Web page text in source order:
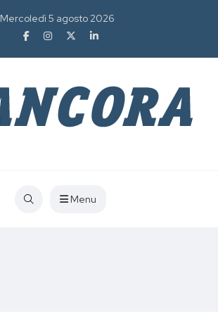
Mercoledì 5 agosto 2026
Menu